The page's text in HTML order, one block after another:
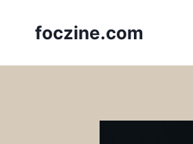
foczine.com